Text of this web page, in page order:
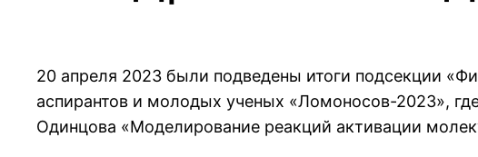
20 апреля 2023 были подведены итоги подсекции
аспирантов и молодых ученых «Ломоносов-2023»,
Одинцова «Моделирование реакций активации